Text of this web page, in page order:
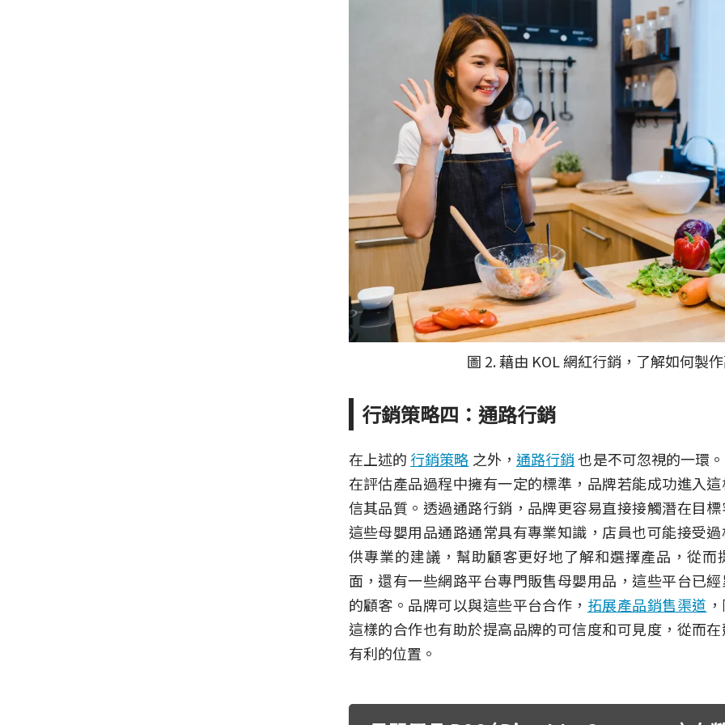
圖 2. 藉由 KOL 網紅行銷，了解如何製
行銷策略四：通路行銷
在上述的 行銷策略 之外， 通路行銷也是不可忽視的一環
在評估產品過程中擁有一定的標準，品牌若能成功進入
信其品質。透過通路行銷，品牌更容易直接接觸潛在目
這些母嬰用品通路通常具有專業知識，店員也可能接受
供專業的建議，幫助顧客更好地了解和選擇產品，從而
面，還有一些網路平台專門販售母嬰用品，這些平台已
的顧客。品牌可以與這些平台合作， 拓展產品銷售渠道
這樣的合作也有助於提高品牌的可信度和可見度，從而
有利的位置。